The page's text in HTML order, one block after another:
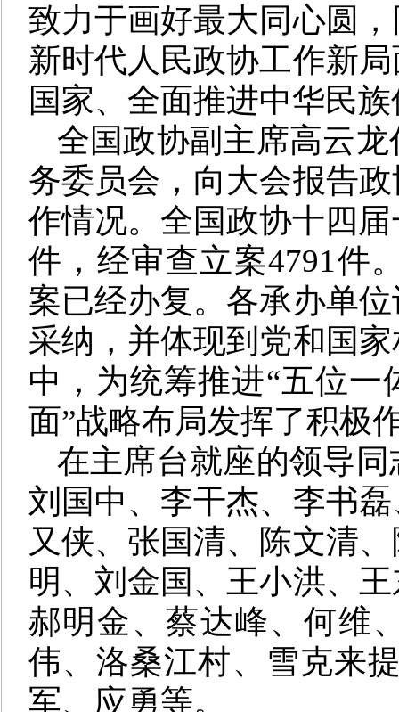
致力于画好最大同心圆
新时代人民政协工作新
国家、全面推进中华民
全国政协副主席高云
务委员会，向大会报告
作情况。全国政协十四
件，经审查立案4791件
案已经办复。各承办单
采纳，并体现到党和国
中，为统筹推进“五位一
面”战略布局发挥了积极
在主席台就座的领导
刘国中、李干杰、李书
又侠、张国清、陈文清
明、刘金国、王小洪、
郝明金、蔡达峰、何维
伟、洛桑江村、雪克来
军、应勇等。